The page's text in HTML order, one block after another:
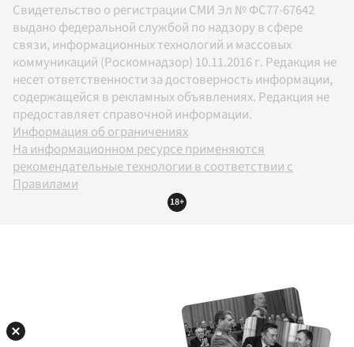
Свидетельство о регистрации СМИ Эл № ФС77-67642
выдано федеральной службой по надзору в сфере
связи, информационных технологий и массовых
коммуникаций (Роскомнадзор) 10.11.2016 г. Редакция не
несет ответственности за достоверность информации,
содержащейся в рекламных объявлениях. Редакция не
предоставляет справочной информации.
Информация об ограничениях
На информационном ресурсе применяются
рекомендательные технологии в соответствии с
Правилами
18+